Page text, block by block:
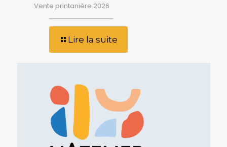
Vente printanière 2026
Lire la suite